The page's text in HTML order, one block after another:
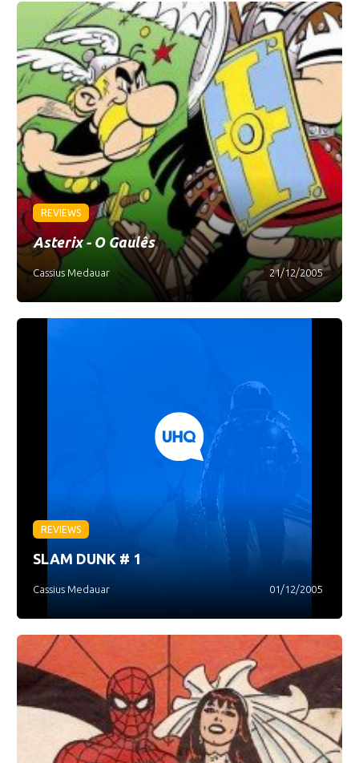
REVIEWS
Asterix - O Gaulês
Cassius Medauar 21/12/2005
REVIEWS
SLAM DUNK # 1
Cassius Medauar 01/12/2005